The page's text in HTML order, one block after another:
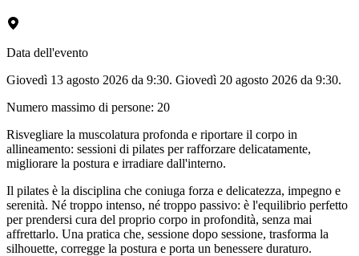
Data dell'evento
Giovedì 13 agosto 2026 da 9:30. Giovedì 20 agosto 2026 da 9:30.
Numero massimo di persone: 20
Risvegliare la muscolatura profonda e riportare il corpo in
allineamento: sessioni di pilates per rafforzare delicatamente,
migliorare la postura e irradiare dall'interno.
Il pilates è la disciplina che coniuga forza e delicatezza, impegno e
serenità. Né troppo intenso, né troppo passivo: è l'equilibrio perfetto
per prendersi cura del proprio corpo in profondità, senza mai
affrettarlo. Una pratica che, sessione dopo sessione, trasforma la
silhouette, corregge la postura e porta un benessere duraturo.